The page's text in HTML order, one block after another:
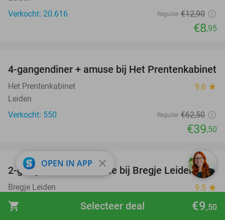
shopping_cart €9,50
Selecteer deal
Verkocht: 20.616
Regulier €12,90
€8,95
37%
4-gangendiner + amuse bij Het Prentenkabinet
Het Prentenkabinet 9.6 star
Leiden
Verkocht: 550
Regulier €62,50
€39,50
12%
2-gangendiner à la carte bij Bregje Leiden
Bregje Leiden 9.5 star
Leiden
OPEN IN APP close